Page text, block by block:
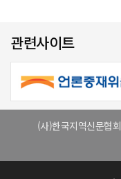
관련사이트
(사)한국지역신문협회